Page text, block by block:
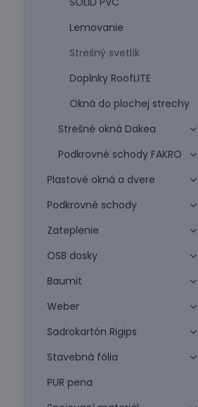
Lemovanie
Strešný svetlík
Doplnky RoofLITE
Okná do plochej strechy
Strešné okná Dakea
Podkrovné schody FAKRO
Plastové okná a dvere
Podkrovné schody
Zateplenie
OSB dosky
Baumit
Weber
Sadrokartón Rigips
Stavebná fólia
PUR pena